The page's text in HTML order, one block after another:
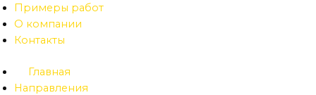
Примеры работ
О компании
Контакты
Главная
Направления